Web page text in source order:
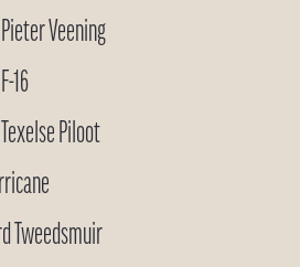
Veening
16
Piloot
Tweedsmuir